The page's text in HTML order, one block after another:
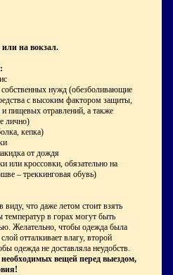
на вокзал.
нужд (обезболивающие
с высоким фактором защиты,
и пищевых отравлений, а также
лично)
кепка)
от дождя
или кроссовки, обязательно на
– треккинговая обувь)
что даже летом стоит взять
температур в горах могут быть
Желательно, чтобы одежда была
отталкивает влагу, второй
одежда не доставляла неудобств.
вещей перед выездом,